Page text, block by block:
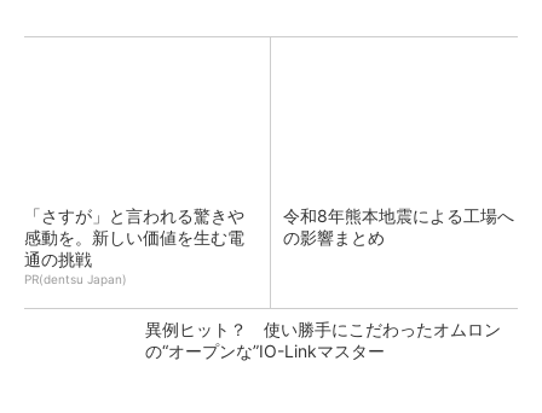
「さすが」と言われる驚きや
感動を。新しい価値を生む電
通の挑戦
PR(dentsu Japan)
令和8年熊本地震による工場へ
の影響まとめ
異例ヒット？ 使い勝手にこだわったオムロン
の“オープンな”IO-Linkマスター